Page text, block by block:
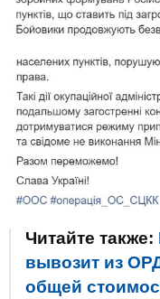
Читайте также:
вывозит из
общей